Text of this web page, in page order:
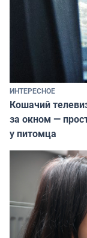
ИНТЕРЕСНОЕ
Кошачий
за окном —
у питомца